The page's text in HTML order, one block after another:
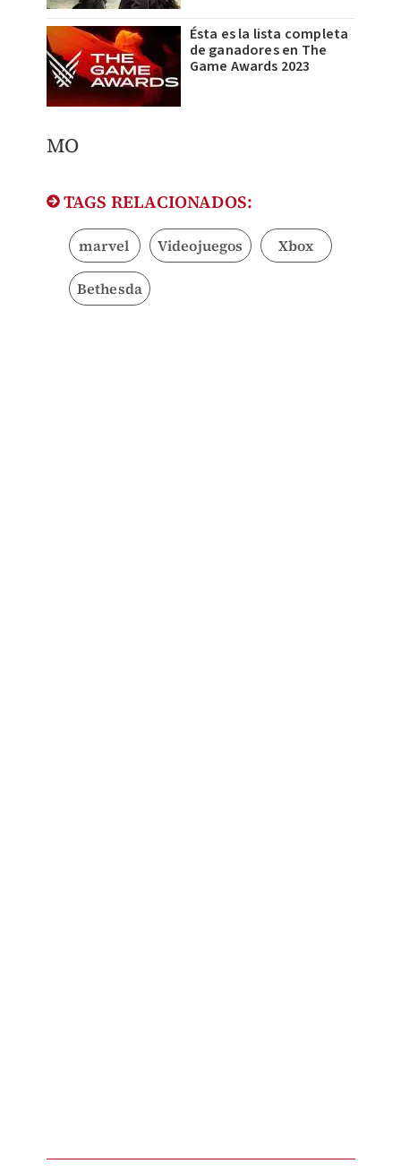
Ésta es la lista completa
de ganadores en The
Game Awards 2023
MO
TAGS RELACIONADOS:
marvel Videojuegos Xbox
Bethesda